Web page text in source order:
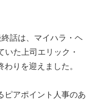
終話は、マイハラ・ヘ
いた上司エリック・
りを迎えました。
ピアポイント人事のあ